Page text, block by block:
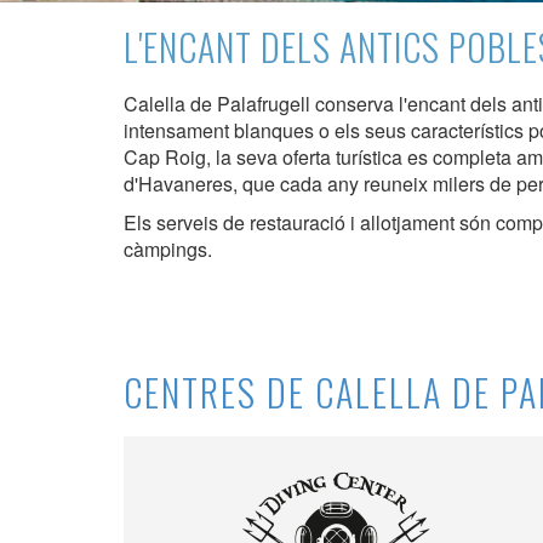
L'ENCANT DELS ANTICS
Calella de Palafrugell conserva l'encant dels
intensament blanques o els seus característics
Cap Roig, la seva oferta turística es completa
d'Havaneres, que cada any reuneix milers de
Els serveis de restauració i allotjament són
càmpings.
CENTRES DE CALELLA DE
de les
La